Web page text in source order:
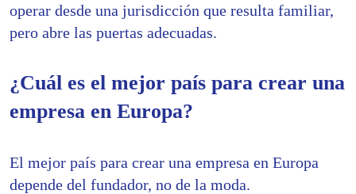
operar desde una jurisdicción que resulta familiar,
pero abre las puertas adecuadas.
¿Cuál es el mejor país para crear una
empresa en Europa?
El mejor país para crear una empresa en Europa
depende del fundador, no de la moda.